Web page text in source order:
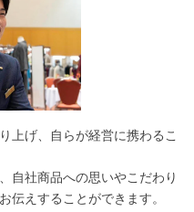
上げ、自らが経営に携わるこ
自社商品への思いやこだわり
伝えすることができます。